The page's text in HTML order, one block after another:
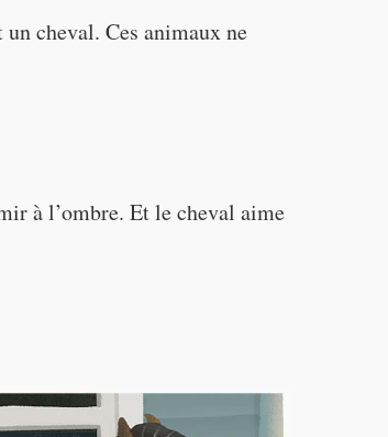
cheval. Ces animaux ne
à l’ombre. Et le cheval aime